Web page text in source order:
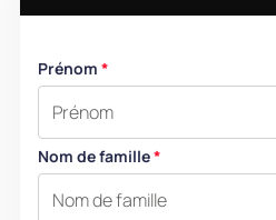
Prénom *
Nom de famille*